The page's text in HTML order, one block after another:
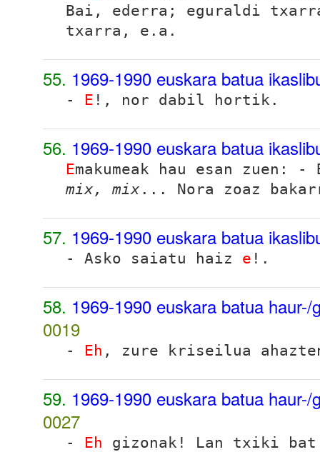
Bai, ederra ; eguraldi
txarra , e.a.
55. 1969-1990 euskara batua
- E !, nor dabil hortik.
56. 1969-1990 euskara batua
Emakumeak hau esan
mix, mix ... Nora zoaz
57. 1969-1990 euskara batua
- Asko saiatu haiz e !.
58. 1969-1990 euskara batua
0019
- Eh , zure kriseilua
59. 1969-1990 euskara batua
0027
- Eh gizonak! Lan txiki